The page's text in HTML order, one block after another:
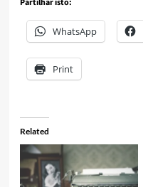
Partilhar isto:
WhatsApp
Print
Related